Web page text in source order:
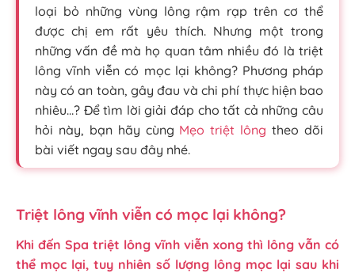
loại bỏ những vùng lông rậm rạp trên cơ thể
được chị em rất yêu thích. Nhưng một trong
những vấn đề mà họ quan tâm nhiều đó là triệt
lông vĩnh viễn có mọc lại không? Phương pháp
này có an toàn, gây đau và chi phí thực hiện bao
nhiêu…? Để tìm lời giải đáp cho tất cả những câu
hỏi này, bạn hãy cùng Mẹo triệt lông theo dõi
bài viết ngay sau đây nhé.
Triệt lông vĩnh viễn có mọc lại không?
Khi đến Spa triệt lông vĩnh viễn xong thì lông vẫn có
thể mọc lại, tuy nhiên số lượng lông mọc lại sau khi